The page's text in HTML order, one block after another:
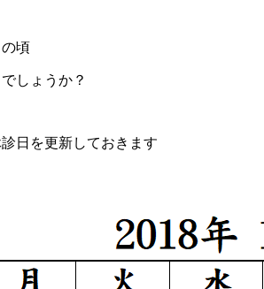
頃
しょうか？
日を更新しておきます